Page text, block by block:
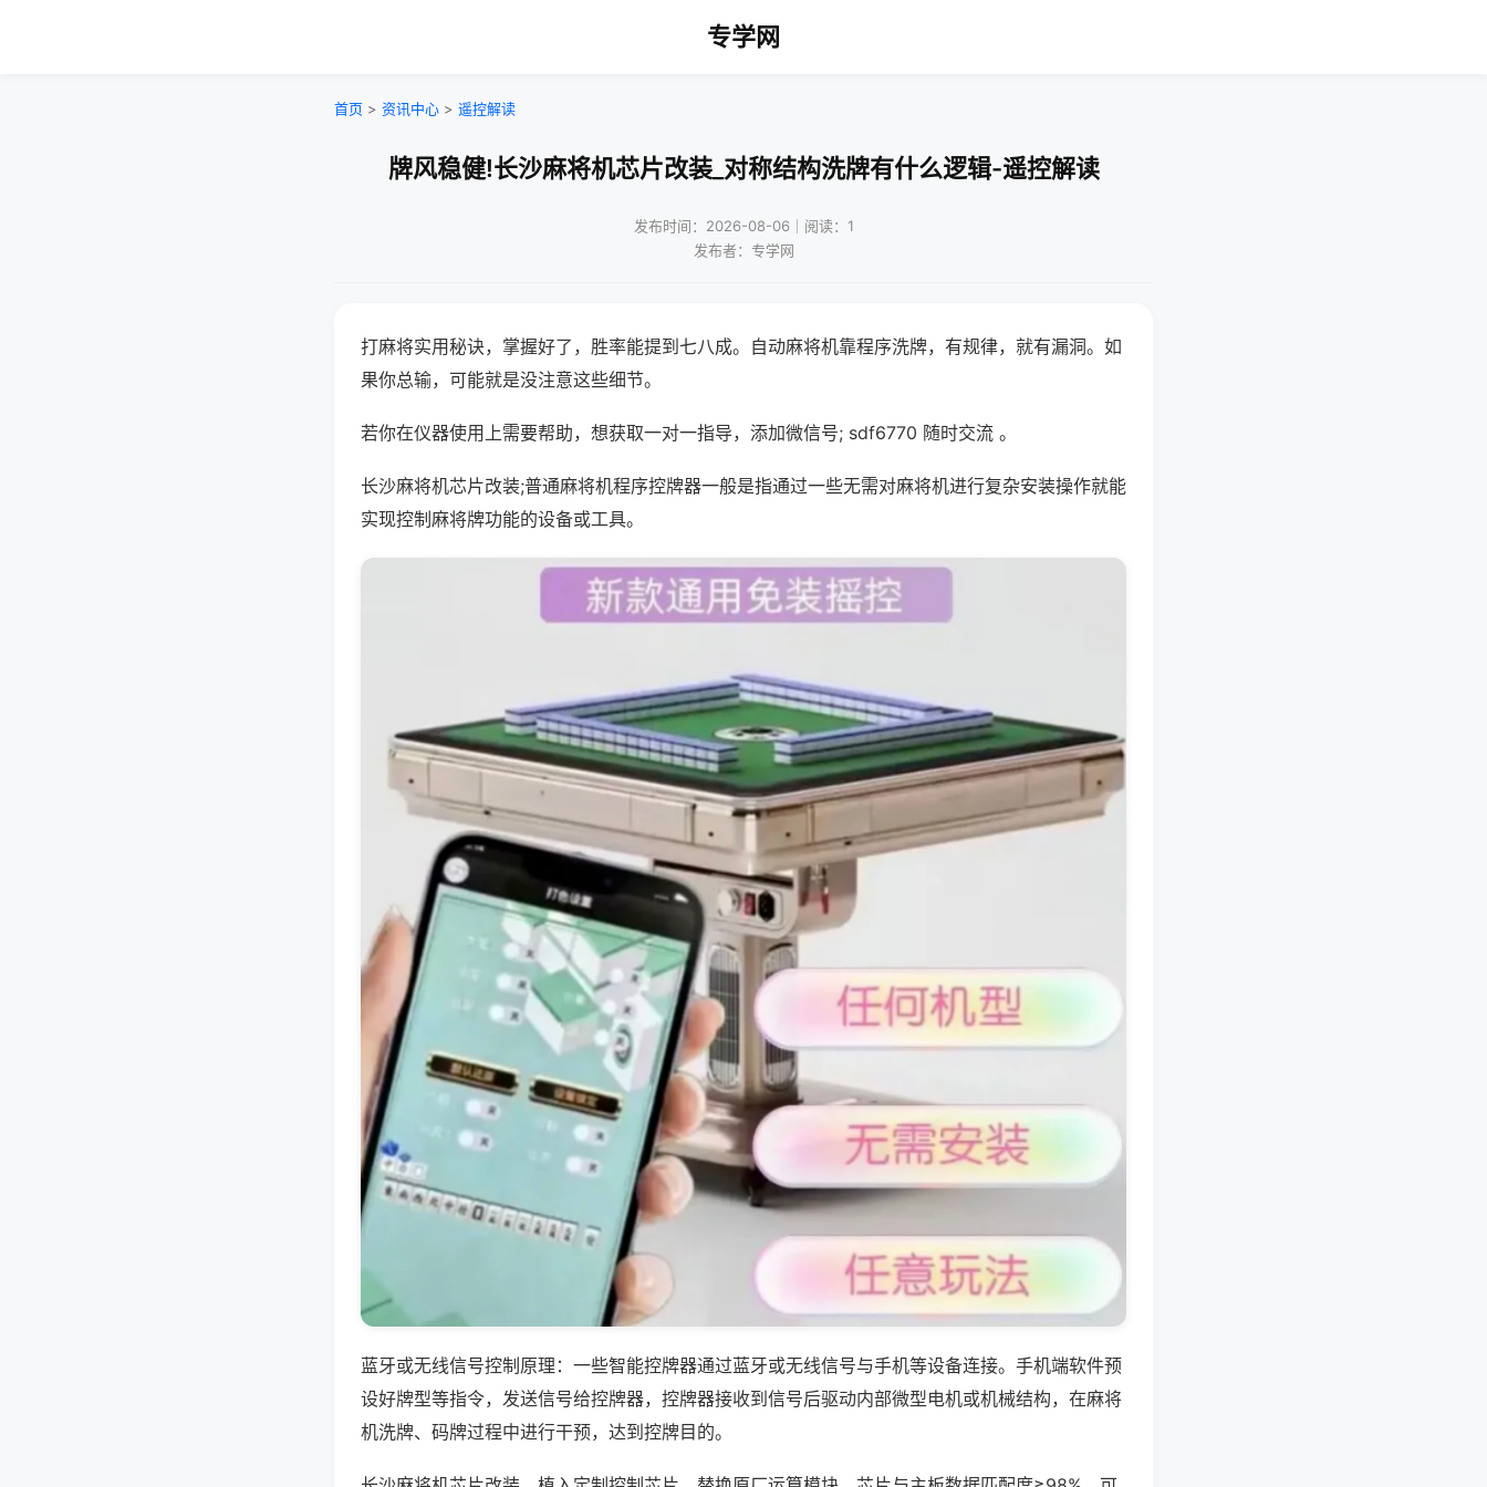
专学网
首页 > 资讯中心 > 遥控解读
牌风稳健!长沙麻将机芯片改装_对称结构洗牌有什么逻辑-遥控解读
发布时间：2026-08-06｜阅读：1
发布者：专学网
打麻将实用秘诀，掌握好了，胜率能提到七八成。自动麻将机靠程序洗牌，有规律，就有漏洞。如
果你总输，可能就是没注意这些细节。
若你在仪器使用上需要帮助，想获取一对一指导，添加微信号; sdf6770 随时交流 。
长沙麻将机芯片改装;普通麻将机程序控牌器一般是指通过一些无需对麻将机进行复杂安装操作就能
实现控制麻将牌功能的设备或工具。
蓝牙或无线信号控制原理：一些智能控牌器通过蓝牙或无线信号与手机等设备连接。手机端软件预
设好牌型等指令，发送信号给控牌器，控牌器接收到信号后驱动内部微型电机或机械结构，在麻将
机洗牌、码牌过程中进行干预，达到控牌目的。